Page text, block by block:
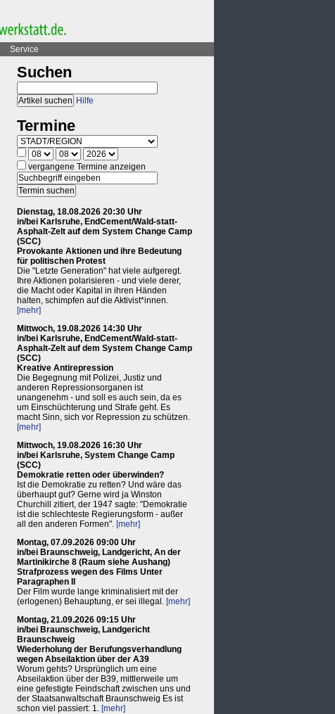
Service
Suchen
Hilfe
Termine
vergangene Termine anzeigen
Dienstag, 18.08.2026 20:30 Uhr
in/bei Karlsruhe, EndCement/Wald-statt-
Asphalt-Zelt auf dem System Change Camp
(SCC)
Provokante Aktionen und ihre Bedeutung
für politischen Protest
Die "Letzte Generation" hat viele aufgeregt.
Ihre Aktionen polarisieren - und viele derer,
die Macht oder Kapital in ihren Händen
halten, schimpfen auf die Aktivist*innen.
[mehr]
Mittwoch, 19.08.2026 14:30 Uhr
in/bei Karlsruhe, EndCement/Wald-statt-
Asphalt-Zelt auf dem System Change Camp
(SCC)
Kreative Antirepression
Die Begegnung mit Polizei, Justiz und
anderen Repressionsorganen ist
unangenehm - und soll es auch sein, da es
um Einschüchterung und Strafe geht. Es
macht Sinn, sich vor Repression zu schützen.
[mehr]
Mittwoch, 19.08.2026 16:30 Uhr
in/bei Karlsruhe, System Change Camp
(SCC)
Demokratie retten oder überwinden?
Ist die Demokratie zu retten? Und wäre das
überhaupt gut? Gerne wird ja Winston
Churchill zitiert, der 1947 sagte: "Demokratie
ist die schlechteste Regierungsform - außer
all den anderen Formen". [mehr]
Montag, 07.09.2026 09:00 Uhr
in/bei Braunschweig, Landgericht, An der
Martinikirche 8 (Raum siehe Aushang)
Strafprozess wegen des Films Unter
Paragraphen II
Der Film wurde lange kriminalisiert mit der
(erlogenen) Behauptung, er sei illegal. [mehr]
Montag, 21.09.2026 09:15 Uhr
in/bei Braunschweig, Landgericht
Braunschweig
Wiederholung der Berufungsverhandlung
wegen Abseilaktion über der A39
Worum gehts? Ursprünglich um eine
Abseilaktion über der B39, mittlerweile um
eine gefestigte Feindschaft zwischen uns und
der Staatsanwaltschaft Braunschweig Es ist
schon viel passiert: 1. [mehr]